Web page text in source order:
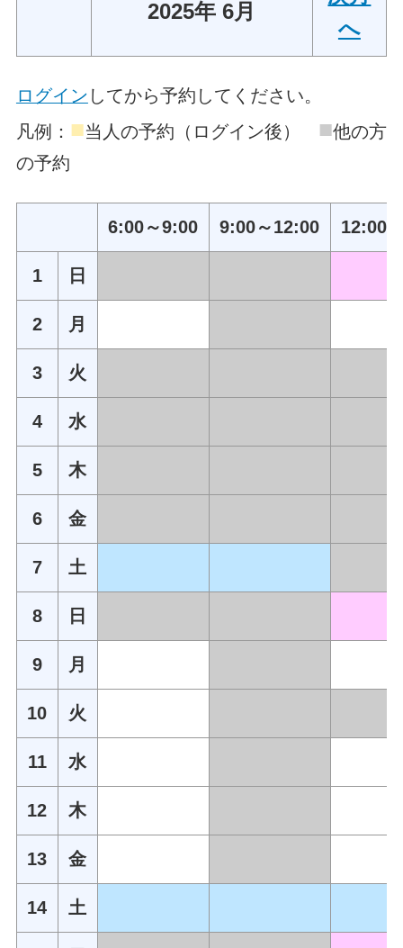
2025年 6月
へ
ログイン してから予約してください。
凡例： ■当人の予約（ログイン後） ■他の方
の予約
6:00～9:00 9:00～12:00 12:00
1 日
2 月
3 火
4 水
5 木
6 金
7 土
8 日
9 月
10 火
11 水
12 木
13 金
14 土